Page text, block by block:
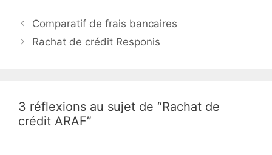
N
a
t
i
Comparatif de frais bancaires
Rachat de crédit Responis
3 réflexions au sujet de “Rachat de
crédit ARAF”